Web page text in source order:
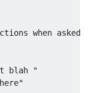
when asked
blah "